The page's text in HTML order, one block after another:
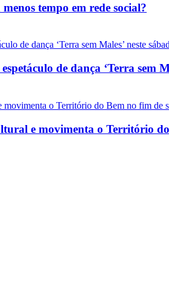
tempo em rede social?
de dança ‘Terra sem
e movimenta o Território